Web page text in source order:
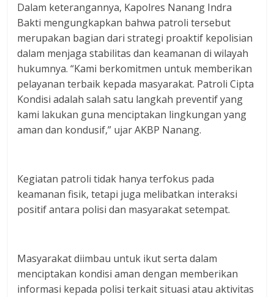
Dalam keterangannya, Kapolres Nanang Indra
Bakti mengungkapkan bahwa patroli tersebut
merupakan bagian dari strategi proaktif kepolisian
dalam menjaga stabilitas dan keamanan di wilayah
hukumnya. “Kami berkomitmen untuk memberikan
pelayanan terbaik kepada masyarakat. Patroli Cipta
Kondisi adalah salah satu langkah preventif yang
kami lakukan guna menciptakan lingkungan yang
aman dan kondusif,” ujar AKBP Nanang.
Kegiatan patroli tidak hanya terfokus pada
keamanan fisik, tetapi juga melibatkan interaksi
positif antara polisi dan masyarakat setempat.
Masyarakat diimbau untuk ikut serta dalam
menciptakan kondisi aman dengan memberikan
informasi kepada polisi terkait situasi atau aktivitas